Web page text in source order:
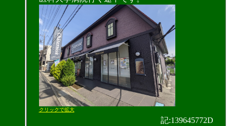
クリックで拡大
記:139645772D